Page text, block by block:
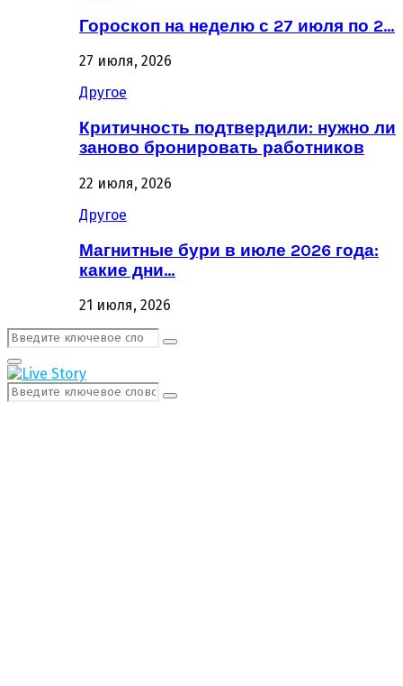
Гороскоп на неделю с 27 июля по 2…
27 июля, 2026
Другое
Критичность подтвердили: нужно ли
заново бронировать работников
22 июля, 2026
Другое
Магнитные бури в июле 2026 года:
какие дни…
21 июля, 2026
Поиск:
Поиск
Первичное
Меню
Поиск:
Поиск